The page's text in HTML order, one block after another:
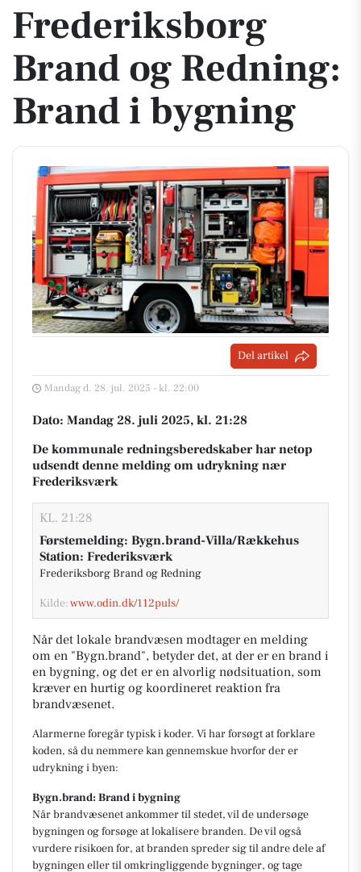
Frederiksborg
Brand og Redning:
Brand i bygning
Del artikel
Mandag d. 28. jul. 2025 - kl. 22:00
Dato: Mandag 28. juli 2025, kl. 21:28
De kommunale redningsberedskaber har netop
udsendt denne melding om udrykning nær
Frederiksværk
KL. 21:28
Førstemelding: Bygn.brand-Villa/Rækkehus
Station: Frederiksværk
Frederiksborg Brand og Redning
Kilde:www.odin.dk/112puls/
Når det lokale brandvæsen modtager en melding
om en "Bygn.brand", betyder det, at der er en brand i
en bygning, og det er en alvorlig nødsituation, som
kræver en hurtig og koordineret reaktion fra
brandvæsenet.
Alarmerne foregår typisk i koder. Vi har forsøgt at forklare
koden, så du nemmere kan gennemskue hvorfor der er
udrykning i byen:
Bygn.brand: Brand i bygning
Når brandvæsenet ankommer til stedet, vil de undersøge
bygningen og forsøge at lokalisere branden. De vil også
vurdere risikoen for, at branden spreder sig til andre dele af
bygningen eller til omkringliggende bygninger, og tage